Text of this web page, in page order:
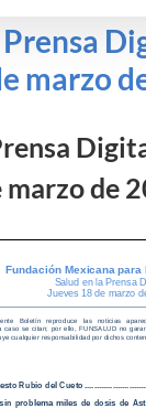
marzo
marzo de